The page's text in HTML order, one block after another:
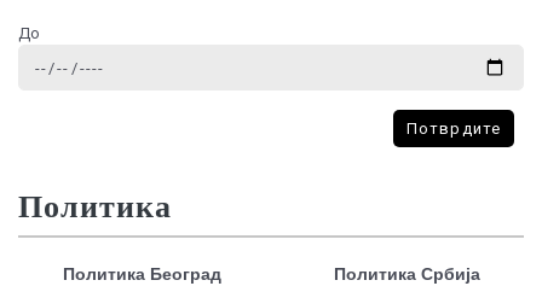
До
Потврдите
Политика
Политика Београд Политика Србија